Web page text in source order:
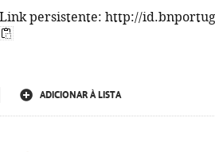
Link persistente: http://
ADICIONAR À LISTA